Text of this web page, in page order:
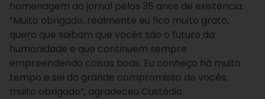
homenagem ao jornal pelos 35 anos de existência.
“Muito obrigado, realmente eu fico muito grato,
quero que saibam que vocês são o futuro da
humanidade e que continuem sempre
empreendendo coisas boas. Eu conheço há muito
tempo e sei do grande compromisso de vocês,
muito obrigado”, agradeceu Custódio.